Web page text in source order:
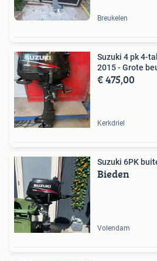
Breukelen
Suzuki 4 pk 4-
2015 - Grote
€ 475,00
Kerkdriel
Suzuki 6PK
Bieden
Volendam